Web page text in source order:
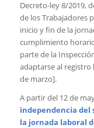
Decreto-ley 8/2019,
de los Trabajadores
inicio y fin de la
cumplimiento
parte de la
adaptarse al registro
de marzo].
A partir del 12 de
independencia del
la jornada laboral